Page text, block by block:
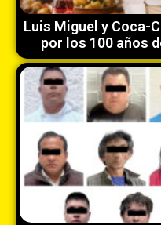
Luis Miguel y Coca-
por los 100 años